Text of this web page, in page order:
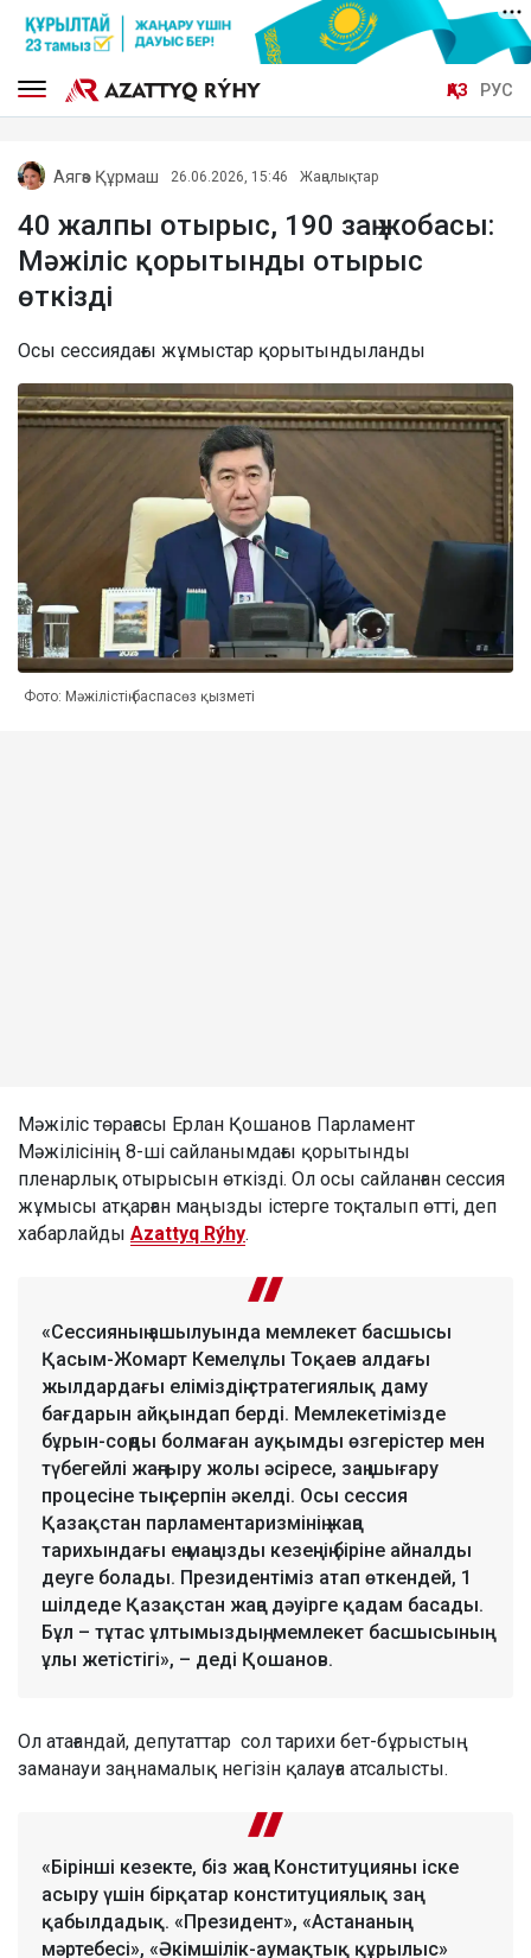
ҚАЗ РУС
Аягөз Құрмаш 26.06.2026, 15:46 Жаңалықтар
40 жалпы отырыс, 190 заң жобасы:
Мәжіліс қорытынды отырыс
өткізді
Осы сессиядағы жұмыстар қорытындыланды
Фото: Мәжілістің баспасөз қызметі
Мәжіліс төрағасы Ерлан Қошанов Парламент
Мәжілісінің 8-ші сайланымдағы қорытынды
пленарлық отырысын өткізді. Ол осы сайланған сессия
жұмысы атқарған маңызды істерге тоқталып өтті, деп
хабарлайды Azattyq Rýhy.
«Сессияның ашылуында мемлекет басшысы
Қасым-Жомарт Кемелұлы Тоқаев алдағы
жылдардағы еліміздің стратегиялық даму
бағдарын айқындап берді. Мемлекетімізде
бұрын-соңды болмаған ауқымды өзгерістер мен
түбегейлі жаңғыру жолы әсіресе, заң шығару
процесіне тың серпін әкелді. Осы сессия
Қазақстан парламентаризмінің жаңа
тарихындағы ең маңызды кезеңнің біріне айналды
деуге болады. Президентіміз атап өткендей, 1
шілдеде Қазақстан жаңа дәуірге қадам басады.
Бұл – тұтас ұлтымыздың, мемлекет басшысының
ұлы жетістігі», – деді Қошанов.
Ол атағандай, депутаттар сол тарихи бет-бұрыстың
заманауи заңнамалық негізін қалауға атсалысты.
«Бірінші кезекте, біз жаңа Конституцияны іске
асыру үшін бірқатар конституциялық заң
қабылдадық. «Президент», «Астананың
мәртебесі», «Әкімшілік-аумақтық құрылыс»